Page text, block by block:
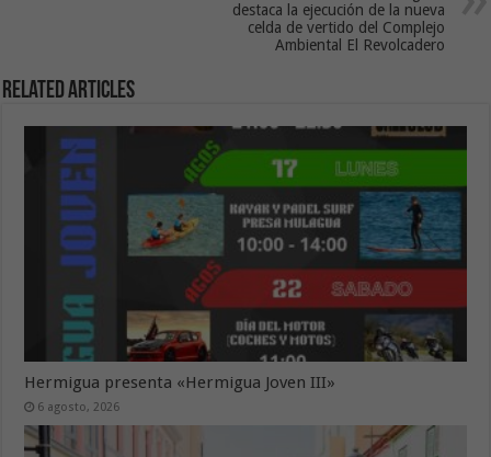
destaca la ejecución de la nueva
celda de vertido del Complejo
Ambiental El Revolcadero
Related Articles
Hermigua presenta «Hermigua Joven III»
6 agosto, 2026